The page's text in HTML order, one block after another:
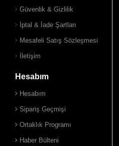
900 TL Üzeri Kargo Ücretsiz
Güvenlik & Gizlilik
İptal & İade Şartları
Mesafeli Satış Sözleşmesi
İletişim
Hesabım
Hesabım
Sipariş Geçmişi
Ortaklık Programı
Haber Bülteni